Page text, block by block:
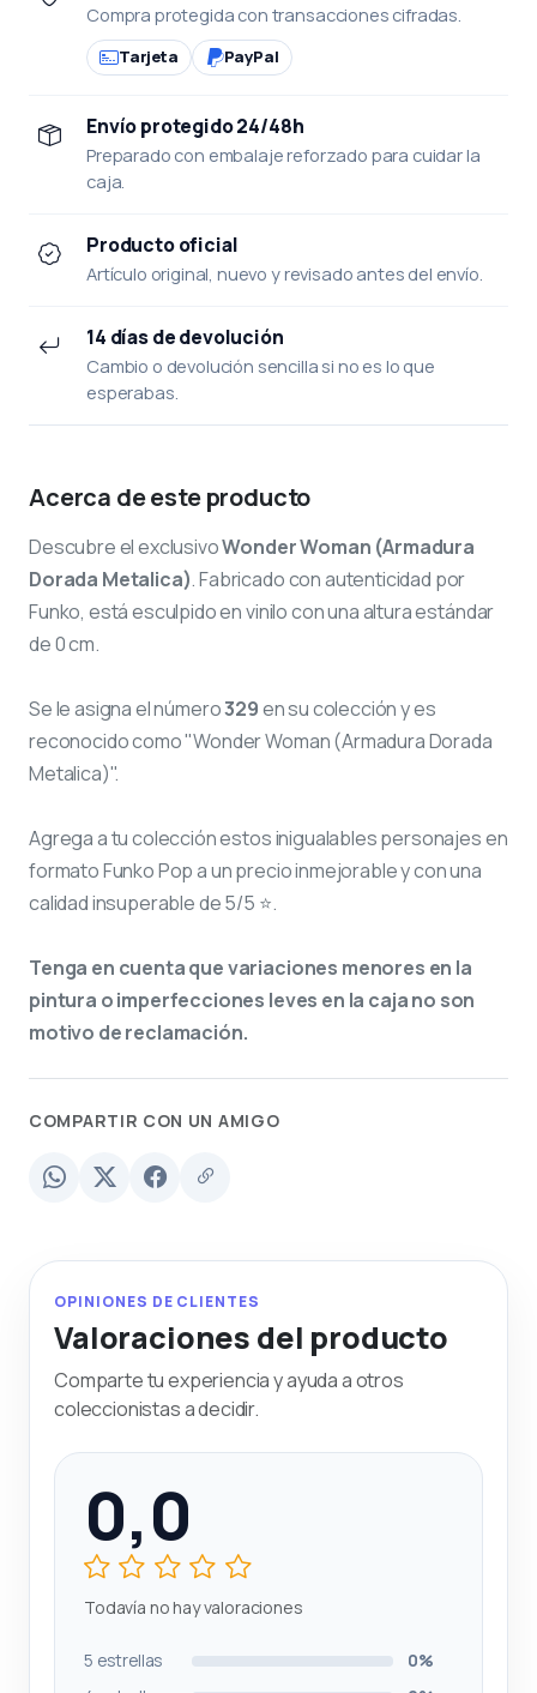
Compra protegida con transacciones cifradas.
Tarjeta PayPal
Envío protegido 24/48h
Preparado con embalaje reforzado para cuidar la
caja.
Producto oficial
Artículo original, nuevo y revisado antes del envío.
14 días de devolución
Cambio o devolución sencilla si no es lo que
esperabas.
Acerca de este producto
Descubre el exclusivoWonder Woman (Armadura
Dorada Metalica). Fabricado con autenticidad por
Funko, está esculpido en vinilo con una altura estándar
de 0 cm.
Se le asigna el número329en su colección y es
reconocido como "Wonder Woman (Armadura Dorada
Metalica)".
Agrega a tu colección estos inigualables personajes en
formato Funko Pop a un precio inmejorable y con una
calidad insuperable de 5/5 ⭐.
Tenga en cuenta que variaciones menores en la
pintura o imperfecciones leves en la caja no son
motivo de reclamación.
COMPARTIR CON UN AMIGO
OPINIONES DE CLIENTES
Valoraciones del producto
Comparte tu experiencia y ayuda a otros
coleccionistas a decidir.
0,0
Todavía no hay valoraciones
5 estrellas
0%